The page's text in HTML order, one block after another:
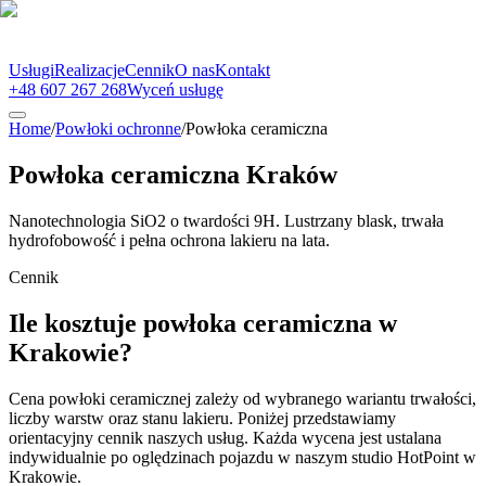
UsługiRealizacjeCennikO nasKontakt
+48 607 267 268Wyceń usługę
Home/Powłoki ochronne/Powłoka ceramiczna
Powłoka ceramiczna Kraków
Nanotechnologia SiO2 o twardości 9H. Lustrzany blask, trwała
hydrofobowość i pełna ochrona lakieru na lata.
Cennik
Ile kosztuje powłoka ceramiczna w
Krakowie?
Cena powłoki ceramicznej zależy od wybranego wariantu trwałości,
liczby warstw oraz stanu lakieru. Poniżej przedstawiamy
orientacyjny cennik naszych usług. Każda wycena jest ustalana
indywidualnie po oględzinach pojazdu w naszym studio HotPoint w
Krakowie.